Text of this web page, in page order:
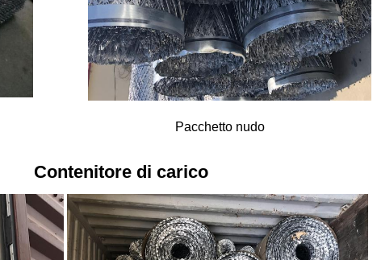
Pacchetto nudo
Contenitore di carico